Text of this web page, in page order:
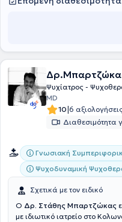
Ψυχίατρος -
MD
10|6
Διαθεσιμότητα
Γνωσιακή
Ψυχοδυναμική
Σχετικά με τον ειδικό
Ο Δρ. Στάθης Μπαρτζώκας
με ιδιωτικό ιατρείο στο